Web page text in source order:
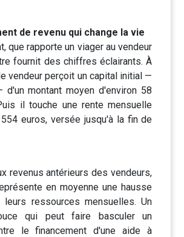
de revenu qui change la vie
que rapporte un viager au vendeur
fournit des chiffres éclairants. À
vendeur perçoit un capital initial —
d'un montant moyen d'environ 58
il touche une rente mensuelle
euros, versée jusqu'à la fin de
revenus antérieurs des vendeurs,
en moyenne une hausse
ressources mensuelles. Un
qui peut faire basculer un
le financement d'une aide à